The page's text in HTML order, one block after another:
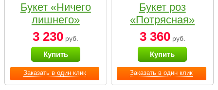
Заказать в один клик
Букет «Ничего
лишнего»
3 230 руб.
Купить
Заказать в один клик
Букет роз
«Потрясная»
3 360руб.
Купить